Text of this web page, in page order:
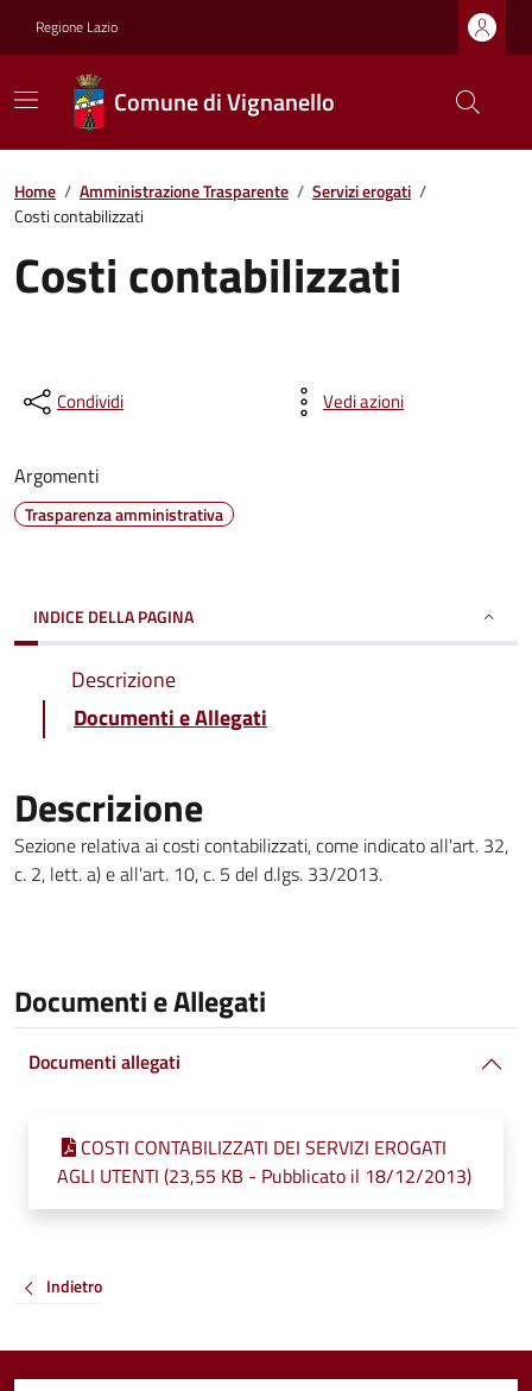
Regione Lazio
Comune di Vignanello
Home / Amministrazione Trasparente / Servizi erogati /
Costi contabilizzati
Costi contabilizzati
Condividi Vedi azioni
Argomenti
Trasparenza amministrativa
INDICE DELLA PAGINA
Descrizione
Documenti e Allegati
Descrizione
Sezione relativa ai costi contabilizzati, come indicato all'art. 32,
c. 2, lett. a) e all'art. 10, c. 5 del d.lgs. 33/2013.
Documenti e Allegati
Documenti allegati
COSTI CONTABILIZZATI DEI SERVIZI EROGATI
AGLI UTENTI (23,55 KB - Pubblicato il 18/12/2013)
Indietro